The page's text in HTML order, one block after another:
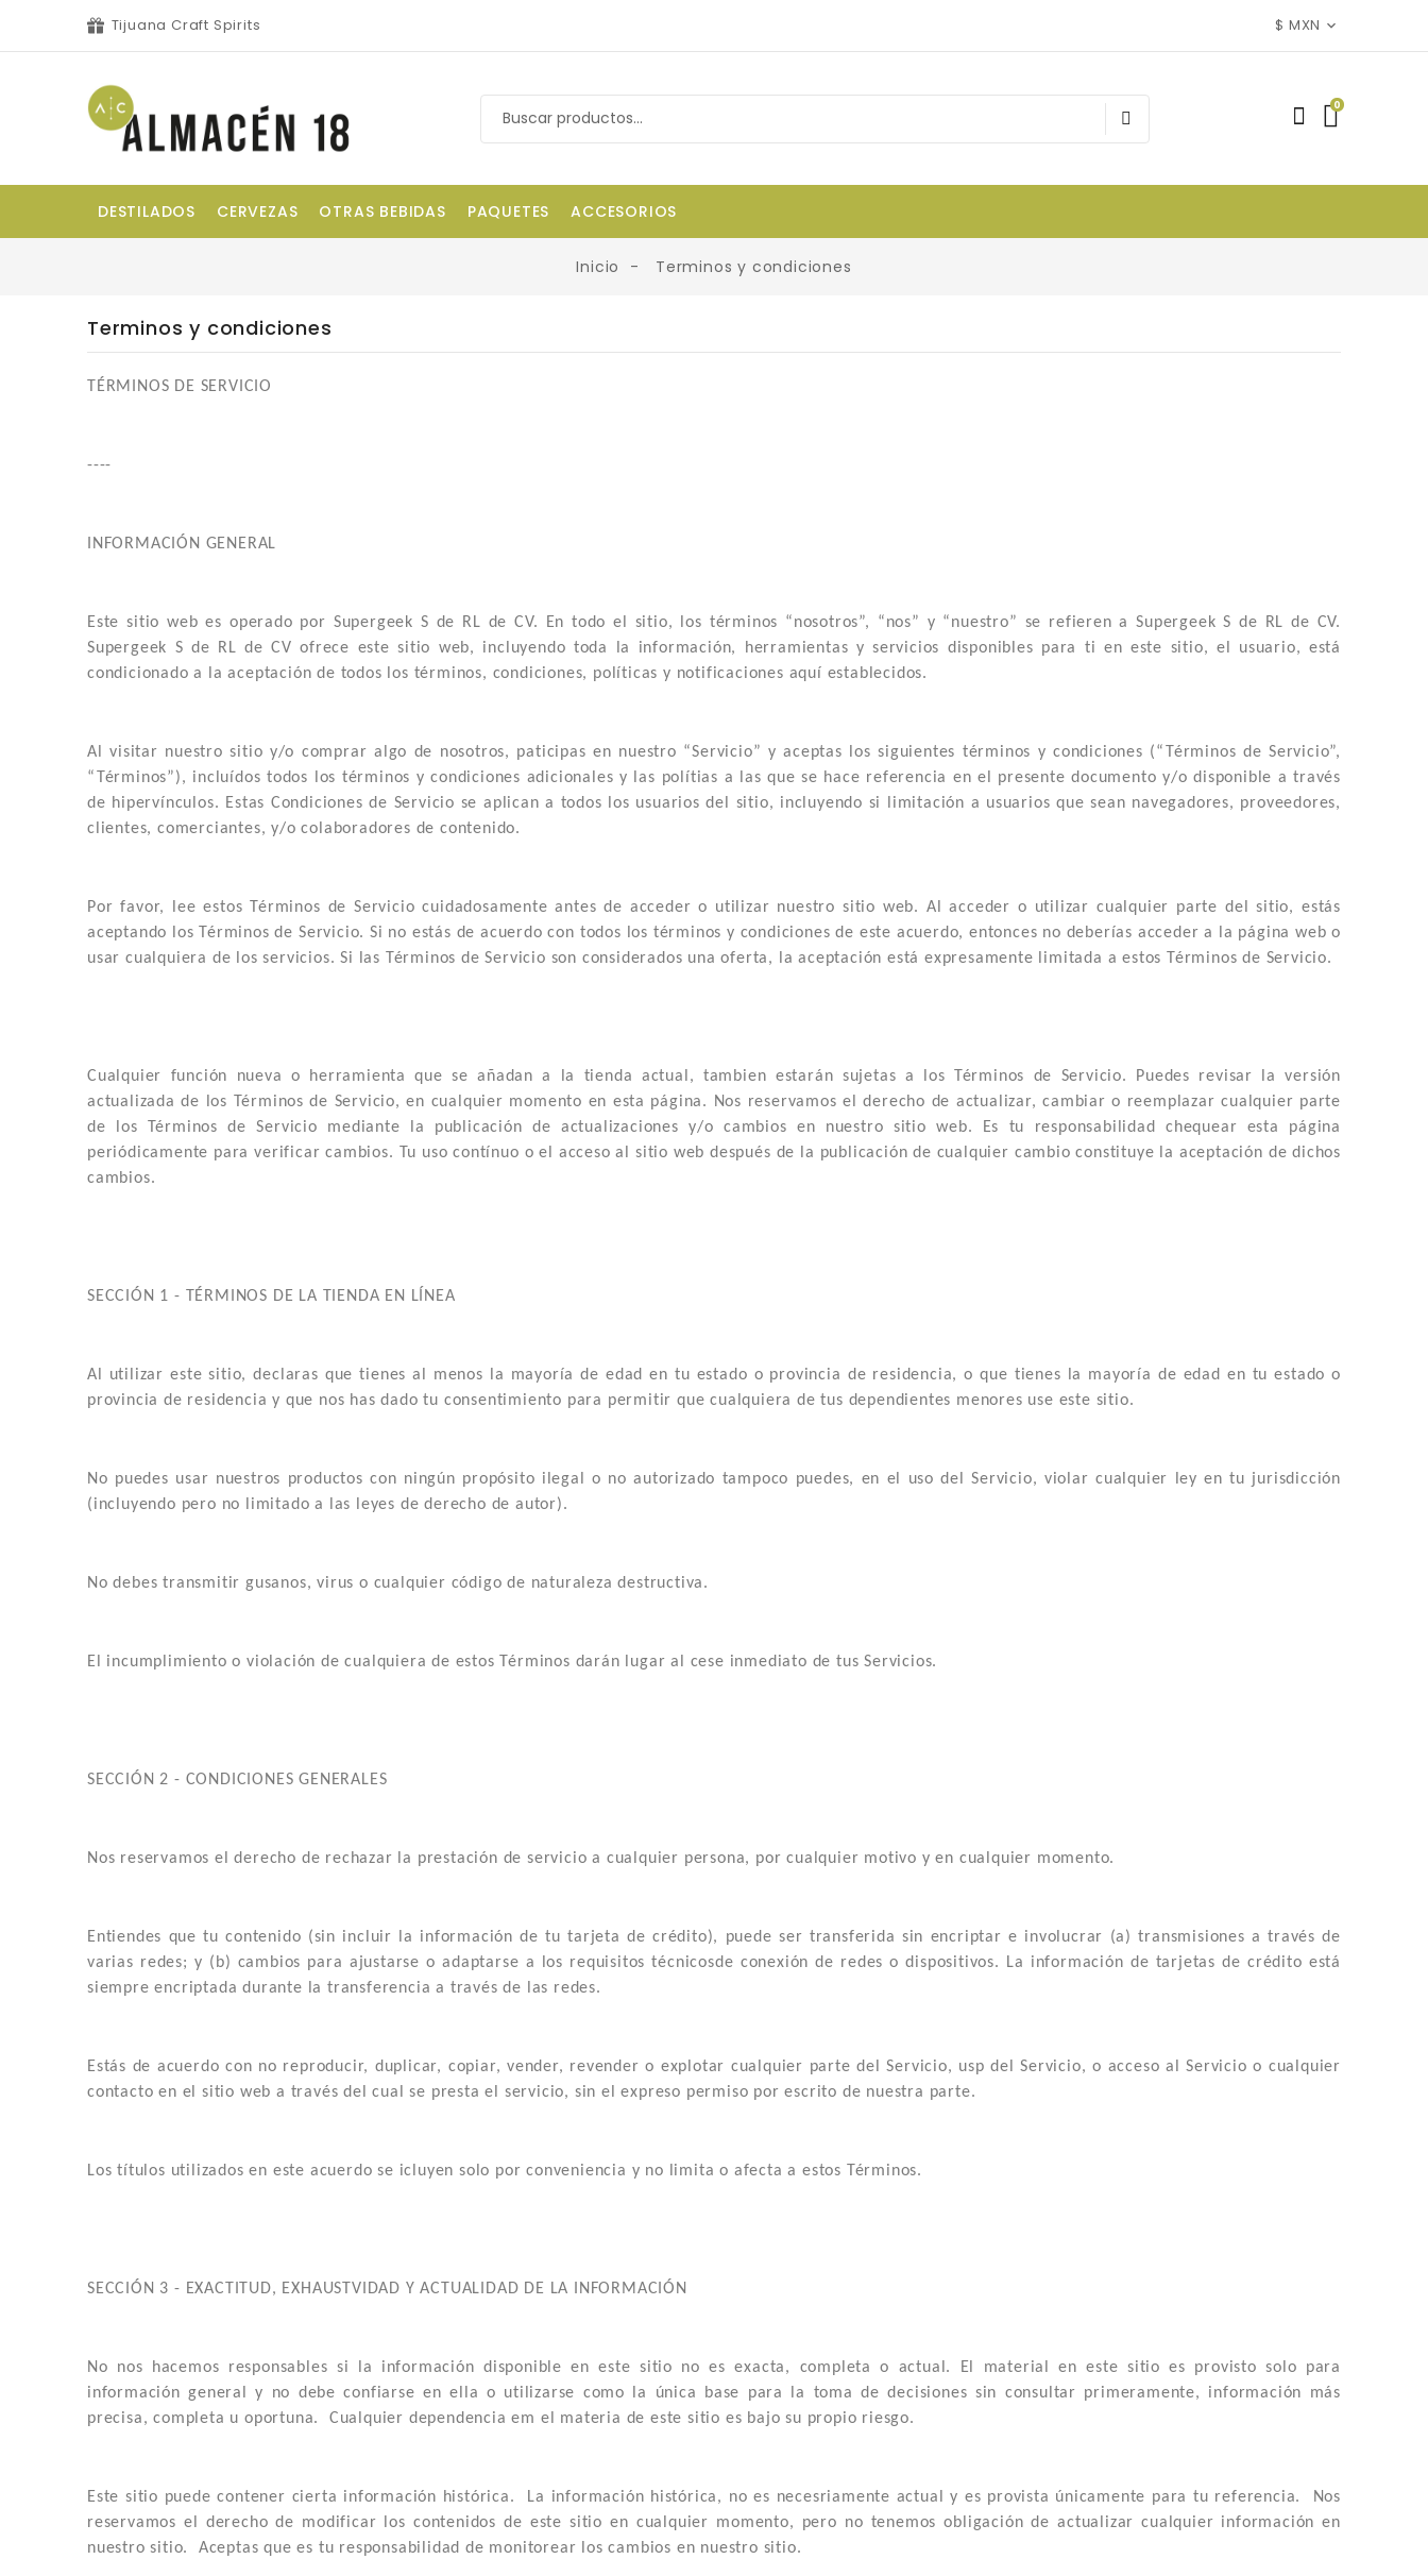
Tijuana Craft Spirits $ MXN
0
DESTILADOS CERVEZAS OTRAS BEBIDAS PAQUETES ACCESORIOS
Inicio Terminos y condiciones
Terminos y condiciones
TÉRMINOS DE SERVICIO
----
INFORMACIÓN GENERAL
Este sitio web es operado por Supergeek S de RL de CV. En todo el sitio, los términos “nosotros”, “nos” y “nuestro” se refieren a Supergeek S de RL de CV.
Supergeek S de RL de CV ofrece este sitio web, incluyendo toda la información, herramientas y servicios disponibles para ti en este sitio, el usuario, está
condicionado a la aceptación de todos los términos, condiciones, políticas y notificaciones aquí establecidos.
Al visitar nuestro sitio y/o comprar algo de nosotros, paticipas en nuestro “Servicio” y aceptas los siguientes términos y condiciones (“Términos de Servicio”,
“Términos”), incluídos todos los términos y condiciones adicionales y las polítias a las que se hace referencia en el presente documento y/o disponible a través
de hipervínculos. Estas Condiciones de Servicio se aplican a todos los usuarios del sitio, incluyendo si limitación a usuarios que sean navegadores, proveedores,
clientes, comerciantes, y/o colaboradores de contenido.
Por favor, lee estos Términos de Servicio cuidadosamente antes de acceder o utilizar nuestro sitio web. Al acceder o utilizar cualquier parte del sitio, estás
aceptando los Términos de Servicio. Si no estás de acuerdo con todos los términos y condiciones de este acuerdo, entonces no deberías acceder a la página web o
usar cualquiera de los servicios. Si las Términos de Servicio son considerados una oferta, la aceptación está expresamente limitada a estos Términos de Servicio.
Cualquier función nueva o herramienta que se añadan a la tienda actual, tambien estarán sujetas a los Términos de Servicio. Puedes revisar la versión
actualizada de los Términos de Servicio, en cualquier momento en esta página. Nos reservamos el derecho de actualizar, cambiar o reemplazar cualquier parte
de los Términos de Servicio mediante la publicación de actualizaciones y/o cambios en nuestro sitio web. Es tu responsabilidad chequear esta página
periódicamente para verificar cambios. Tu uso contínuo o el acceso al sitio web después de la publicación de cualquier cambio constituye la aceptación de dichos
cambios.
SECCIÓN 1 - TÉRMINOS DE LA TIENDA EN LÍNEA
Al utilizar este sitio, declaras que tienes al menos la mayoría de edad en tu estado o provincia de residencia, o que tienes la mayoría de edad en tu estado o
provincia de residencia y que nos has dado tu consentimiento para permitir que cualquiera de tus dependientes menores use este sitio.
No puedes usar nuestros productos con ningún propósito ilegal o no autorizado tampoco puedes, en el uso del Servicio, violar cualquier ley en tu jurisdicción
(incluyendo pero no limitado a las leyes de derecho de autor).
No debes transmitir gusanos, virus o cualquier código de naturaleza destructiva.
El incumplimiento o violación de cualquiera de estos Términos darán lugar al cese inmediato de tus Servicios.
SECCIÓN 2 - CONDICIONES GENERALES
Nos reservamos el derecho de rechazar la prestación de servicio a cualquier persona, por cualquier motivo y en cualquier momento.
Entiendes que tu contenido (sin incluir la información de tu tarjeta de crédito), puede ser transferida sin encriptar e involucrar (a) transmisiones a través de
varias redes; y (b) cambios para ajustarse o adaptarse a los requisitos técnicosde conexión de redes o dispositivos. La información de tarjetas de crédito está
siempre encriptada durante la transferencia a través de las redes.
Estás de acuerdo con no reproducir, duplicar, copiar, vender, revender o explotar cualquier parte del Servicio, usp del Servicio, o acceso al Servicio o cualquier
contacto en el sitio web a través del cual se presta el servicio, sin el expreso permiso por escrito de nuestra parte.
Los títulos utilizados en este acuerdo se icluyen solo por conveniencia y no limita o afecta a estos Términos.
SECCIÓN 3 - EXACTITUD, EXHAUSTVIDAD Y ACTUALIDAD DE LA INFORMACIÓN
No nos hacemos responsables si la información disponible en este sitio no es exacta, completa o actual. El material en este sitio es provisto solo para
información general y no debe confiarse en ella o utilizarse como la única base para la toma de decisiones sin consultar primeramente, información más
precisa, completa u oportuna. Cualquier dependencia em el materia de este sitio es bajo su propio riesgo.
Este sitio puede contener cierta información histórica. La información histórica, no es necesriamente actual y es provista únicamente para tu referencia. Nos
reservamos el derecho de modificar los contenidos de este sitio en cualquier momento, pero no tenemos obligación de actualizar cualquier información en
nuestro sitio. Aceptas que es tu responsabilidad de monitorear los cambios en nuestro sitio.